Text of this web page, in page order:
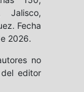
Jalisco,
Fecha
2026.
no
editor